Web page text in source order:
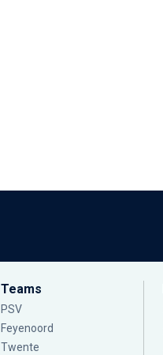
Teams
PSV
Feyenoord
Twente